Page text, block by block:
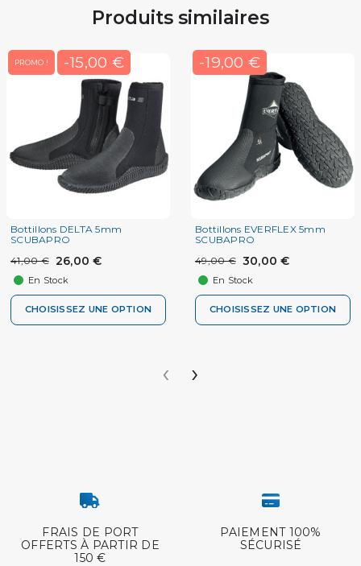
Produits similaires
PROMO ! -15,00 €
Bottillons DELTA 5mm
SCUBAPRO
41,00 € 26,00 €
En Stock
CHOISISSEZ UNE OPTION
-19,00 €
Bottillons EVERFLEX 5mm
SCUBAPRO
49,00 € 30,00 €
En Stock
CHOISISSEZ UNE OPTION
‹ ›
FRAIS DE PORT
OFFERTS À PARTIR DE
150 €
PAIEMENT 100%
SÉCURISÉ